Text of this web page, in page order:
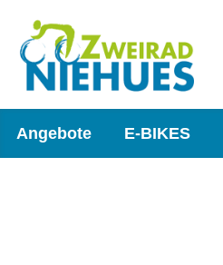
Angebote E-BIKES